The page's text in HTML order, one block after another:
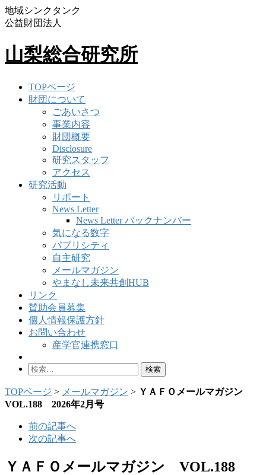
地域シンクタンク
公益財団法人
山梨総合研究所
TOPページ
財団について
ごあいさつ
事業内容
財団概要
Disclosure
研究スタッフ
アクセス
研究活動
リポート
News Letter
News Letter バックナンバー
気になる数字
パブリシティ
自主研究
メールマガジン
やまなし未来共創HUB
リンク
賛助会員募集
個人情報保護方針
お問い合わせ
産学官連携窓口
検
TOPページ > メールマガジン > ＹＡＦＯメールマガジン
VOL.188 2026年2月号
前の記事へ
次の記事へ
ＹＡＦＯメールマガジン VOL.188